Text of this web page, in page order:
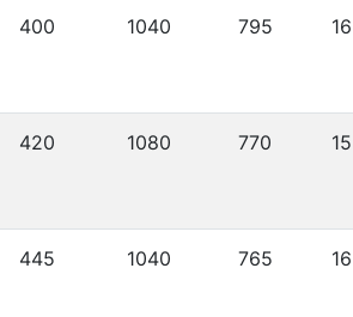
400 1040 795
420 1080 770
445 1040 765